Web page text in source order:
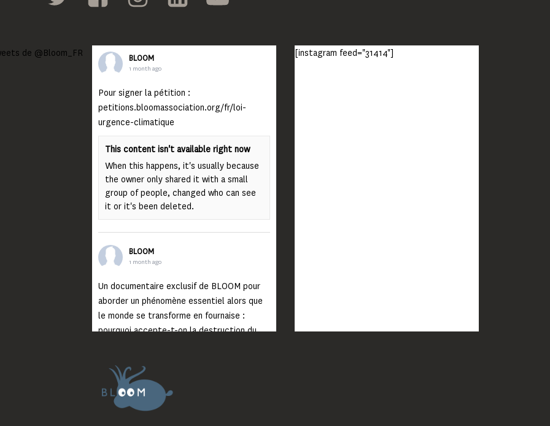
de @Bloom_FR BLOOM
1 month ago
Pour signer la pétition :
petitions.bloomassociation.org/fr/loi-
urgence-climatique
This content isn't available right now
When this happens, it's usually because
the owner only shared it with a small
group of people, changed who can see
it or it's been deleted.
BLOOM
1 month ago
Un documentaire exclusif de BLOOM pour
aborder un phénomène essentiel alors que
le monde se transforme en fournaise :
pourquoi accepte-t-on la destruction du
Lisez jusqu’au bout et rendez-vous sur
notre chaîne Youtube (lien en bio) pour
découvrir un film qui génèrera deux choses
importantes : des conversations
[instagram feed="31414"]